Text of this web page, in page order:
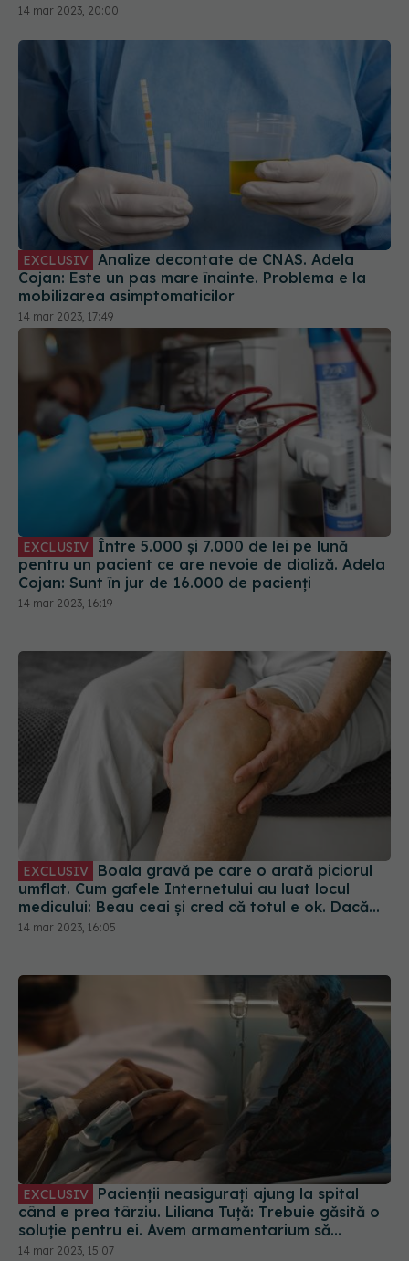
14 mar 2023, 20:00
EXCLUSIV
Cojan: Este un pas mare înainte. Problema e la
mobilizarea asimptomaticilor
14 mar 2023, 17:49
EXCLUSIV
pentru un pacient ce are nevoie de dializă. Adela
Cojan: Sunt în jur de 16.000 de pacienți
14 mar 2023, 16:19
EXCLUSIV
umflat. Cum gafele Internetului au luat locul
medicului: Beau ceai și cred că totul e ok. Dacă
nu-i doare, de ce să se alerteze
14 mar 2023, 16:05
EXCLUSIV
când e prea târziu. Liliana Tuță: Trebuie găsită o
soluție pentru ei. Avem armamentarium să
acționăm împotriva bolii
14 mar 2023, 15:07